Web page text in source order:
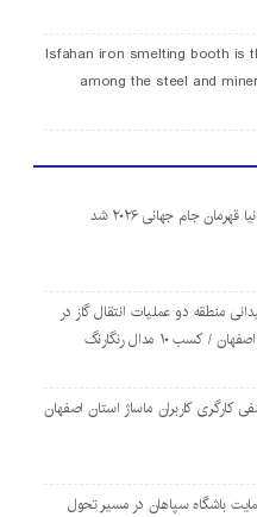
Isfahan iron smelting booth is
among the steel and
قهرمان جام جهانی ۲۰۲۶ شد
منطقه دو عملیات انتقال گاز در
کسب ۱۰ مدال رنگارنگ
کارگری کاربران ماساژ استان اصفهان
باشگاه سپاهان در مسیر تحول